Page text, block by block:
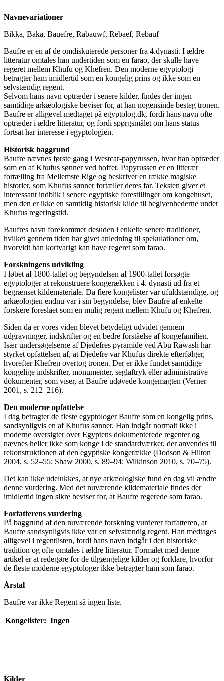
Navnevariationer
Bikka, Baka, Bauefre, Rabauwf, Rebaef, Rebauf
Baufre er en af de omdiskuterede personer fra 4.dynasti. I ældre
litteratur omtales han undertiden som en farao, der skulle have
regeret mellem Khufu og Khefren. Den moderne egyptologi
betragter ham imidlertid som en kongelig prins og ikke som en
selvstændig regent.
Selvom hans navn optræder i senere kilder, findes der ingen
samtidige arkæologiske beviser for, at han nogensinde besteg tronen.
Baufre er alligevel medtaget på egyptolog.dk, fordi hans navn ofte
optræder i ældre litteratur, og fordi spørgsmålet om hans status
fortsat har interesse i egyptologien.
Historisk baggrund
Baufre nævnes første gang i Westcar-papyrussen, hvor han optræder
som en af Khufus sønner ved hoffet. Papyrussen er en litterær
fortælling fra Mellemste Rige og beskriver en række magiske
historier, som Khufus sønner fortæller deres far. Teksten giver et
interessant indblik i senere egyptiske forestillinger om kongehuset,
men den er ikke en samtidig historisk kilde til begivenhederne under
Khufus regeringstid.
Baufres navn forekommer desuden i enkelte senere traditioner,
hvilket gennem tiden har givet anledning til spekulationer om,
hvorvidt han kortvarigt kan have regeret som farao.
Forskningens udvikling
I løbet af 1800-tallet og begyndelsen af 1900-tallet forsøgte
egyptologer at rekonstruere kongerækken i 4. dynasti ud fra et
begrænset kildemateriale. Da flere kongelister var ufuldstændige, og
arkæologien endnu var i sin begyndelse, blev Baufre af enkelte
forskere foreslået som en mulig regent mellem Khufu og Khefren.
Siden da er vores viden blevet betydeligt udvidet gennem
udgravninger, indskrifter og en bedre forståelse af kongefamilien.
Især undersøgelserne af Djedefres pyramide ved Abu Rawash har
styrket opfattelsen af, at Djedefre var Khufus direkte efterfølger,
hvorefter Khefren overtog tronen. Der er ikke fundet samtidige
kongelige indskrifter, monumenter, seglaftryk eller administrative
dokumenter, som viser, at Baufre udøvede kongemagten (Verner
2001, s. 212–216).
Den moderne opfattelse
I dag betragter de fleste egyptologer Baufre som en kongelig prins,
sandsynligvis en af Khufus sønner. Han indgår normalt ikke i
moderne oversigter over Egyptens dokumenterede regenter og
nævnes heller ikke som konge i de standardværker, der anvendes til
rekonstruktionen af den egyptiske kongerække (Dodson & Hilton
2004, s. 52–55; Shaw 2000, s. 89–94; Wilkinson 2010, s. 70–75).
Det kan ikke udelukkes, at nye arkæologiske fund en dag vil ændre
denne vurdering. Med det nuværende kildemateriale findes der
imidlertid ingen sikre beviser for, at Baufre regerede som farao.
Forfatterens vurdering
På baggrund af den nuværende forskning vurderer forfatteren, at
Baufre sandsynligvis ikke var en selvstændig regent. Han medtages
alligevel i regentlisten, fordi hans navn indgår i den historiske
tradition og ofte omtales i ældre litteratur. Formålet med denne
artikel er at redegøre for de tilgængelige kilder og forklare, hvorfor
de fleste moderne egyptologer ikke betragter ham som farao.
Årstal
Baufre var ikke Regent så ingen liste.
Kongelister: Ingen
Kilder